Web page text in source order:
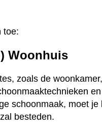
toe:
Woonhuis
zoals de
schoonmaak, moet je
besteden.